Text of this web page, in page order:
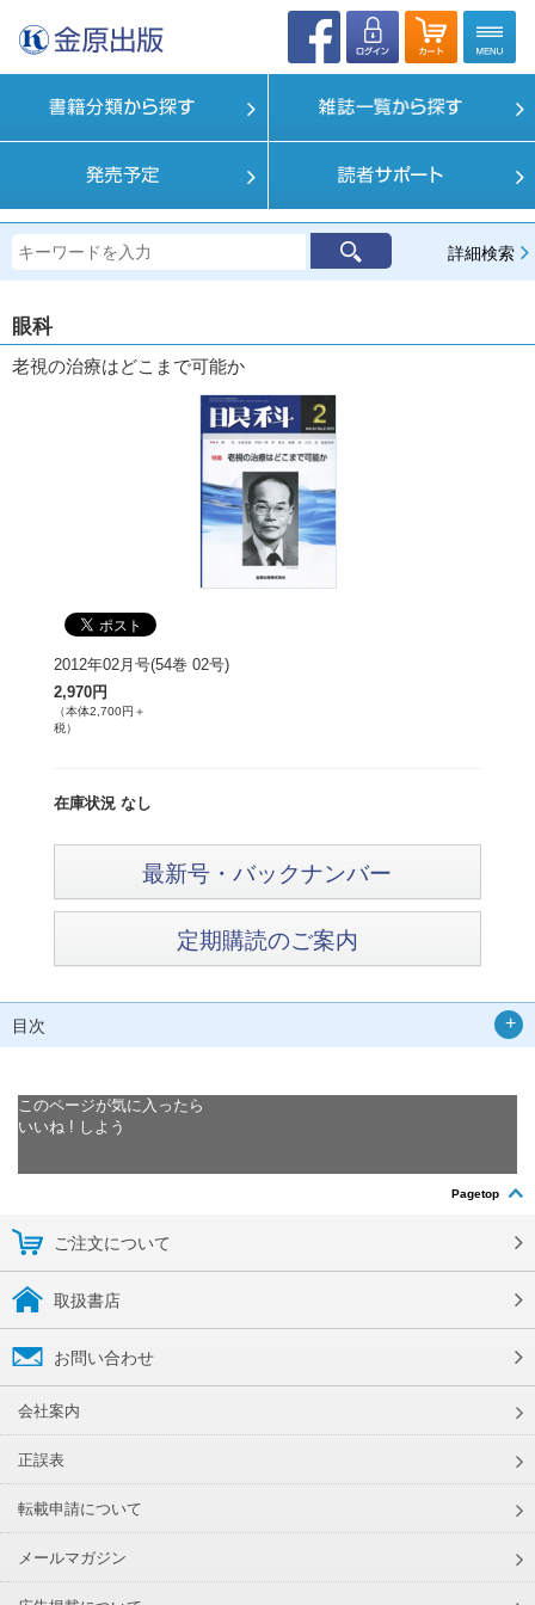
詳細検索
眼科
老視の治療はどこまで可能か
2012年02月号(54巻 02号)
2,970円
（本体2,700円＋
税）
在庫状況 なし
最新号・バックナンバー
定期購読のご案内
目次
このページが気に入ったら
いいね ! しよう
Pagetop
ご注文について
取扱書店
お問い合わせ
会社案内
正誤表
転載申請について
メールマガジン